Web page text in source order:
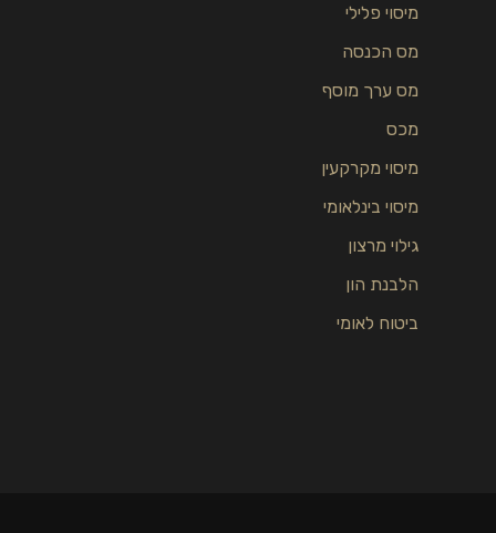
מיסוי פלילי
מס הכנסה
מס ערך מוסף
מכס
מיסוי מקרקעין
מיסוי בינלאומי
גילוי מרצון
הלבנת הון
ביטוח לאומי